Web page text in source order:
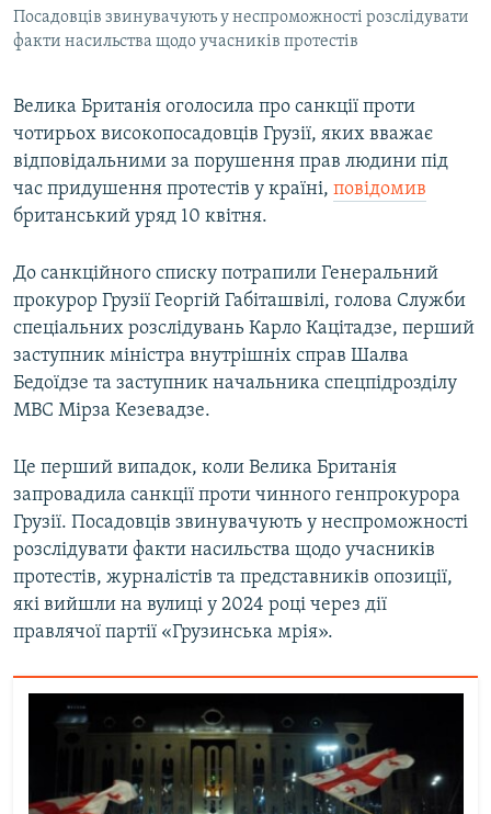
КРИМ РЕАЛІЇ
РУС
КТАТ
Усі сайти RFE/RL
Посадовців звинувачують у неспроможності розслідувати
факти насильства щодо учасників протестів
Велика Британія оголосила про санкції проти
чотирьох високопосадовців Грузії, яких вважає
відповідальними за порушення прав людини під
час придушення протестів у країні, повідомив
британський уряд 10 квітня.
До санкційного списку потрапили Генеральний
прокурор Грузії Георгій Габіташвілі, голова Служби
спеціальних розслідувань Карло Кацітадзе, перший
заступник міністра внутрішніх справ Шалва
Бедоїдзе та заступник начальника спецпідрозділу
МВС Мірза Кезевадзе.
Це перший випадок, коли Велика Британія
запровадила санкції проти чинного генпрокурора
Грузії. Посадовців звинувачують у неспроможності
розслідувати факти насильства щодо учасників
протестів, журналістів та представників опозиції,
які вийшли на вулиці у 2024 році через дії
правлячої партії «Грузинська мрія».